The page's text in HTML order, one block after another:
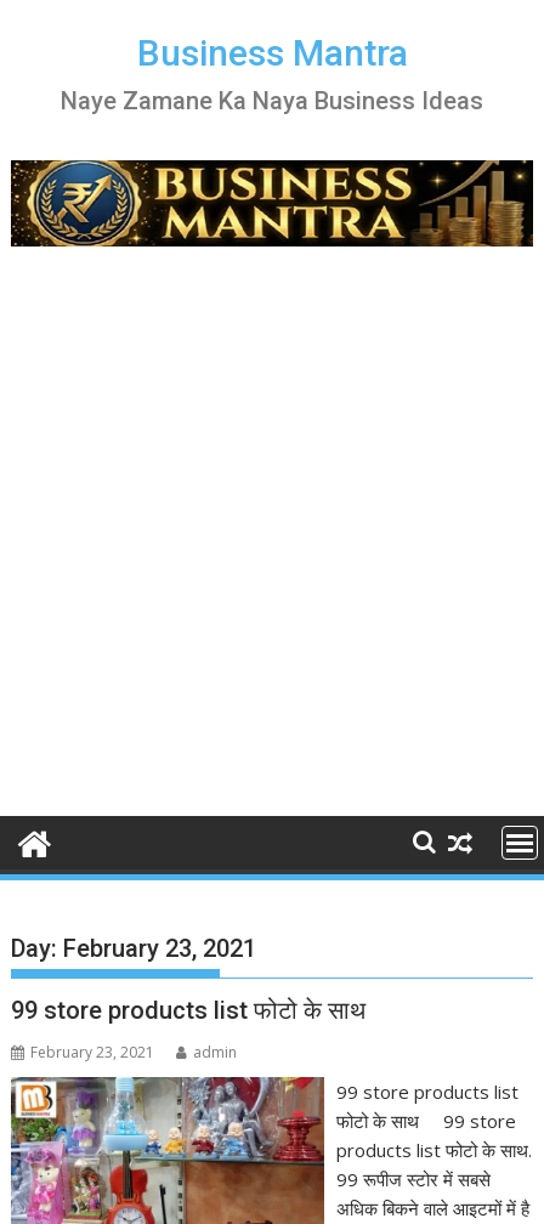
Business Mantra
Naye Zamane Ka Naya Business Ideas
Day: February 23, 2021
99 store products list फोटो के साथ
February 23, 2021 admin
99 store products list
फोटो के साथ 99 store
products list फोटो के साथ.
99 रूपीज स्टोर में सबसे
अधिक बिकने वाले आइटमों में है